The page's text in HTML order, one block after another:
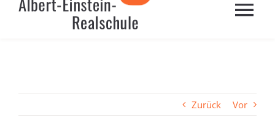
PROFIL Zurück Vor